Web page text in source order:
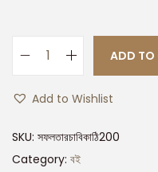
ADD TO
Add to Wishlist
SKU: সফলতারচাবিকাঠি200
Category: বই